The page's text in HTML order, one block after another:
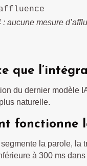
: aucune mesure
que
du dernier modèle
naturelle.
fonctionne
segmente la parole,
à 300 ms